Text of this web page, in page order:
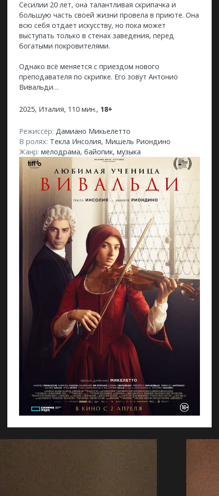
Сесилии 20 лет, она талантливая скрипачка и
большую часть своей жизни провела в приюте. Она
всю себя отдает искусству, но пока может
выступать только в стенах заведения, перед
богатыми покровителями.
Однако всё меняется с приездом нового
преподавателя по скрипке. Его зовут Антонио
Вивальди…
2025, Италия, 110 мин., 18+
Режиссёр: Дамиано Микьелетто
В ролях: Текла Инсолия, Мишель Риондино
Жанр: мелодрама, байопик, музыка